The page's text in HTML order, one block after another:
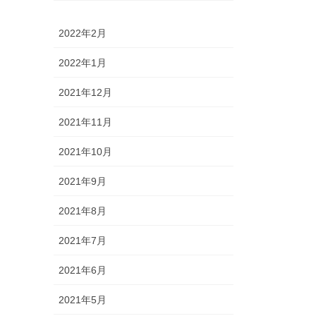
2022年2月
2022年1月
2021年12月
2021年11月
2021年10月
2021年9月
2021年8月
2021年7月
2021年6月
2021年5月